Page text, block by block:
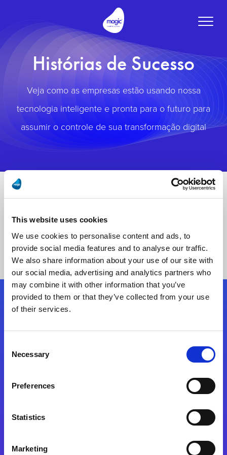
This website uses cookies
We use cookies to personalise content and ads, to
provide social media features and to analyse our traffic.
We also share information about your use of our site with
our social media, advertising and analytics partners who
may combine it with other information that you’ve
provided to them or that they’ve collected from your use
of their services.
Selection
Necessary
Preferences
Statistics
Marketing
Toggle
Histórias de Sucesso
Veja como as empresas estão usando nossa
tecnologia inteligente e pronta para o futuro para
assumir o controle de sua transformação digital
Siga-nos